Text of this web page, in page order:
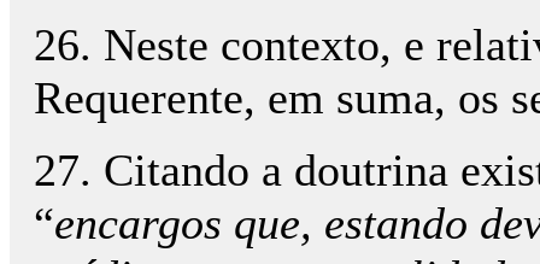
26. Neste contexto, e
Requerente, em suma, os
27. Citando a doutrina
“encargos que, estando